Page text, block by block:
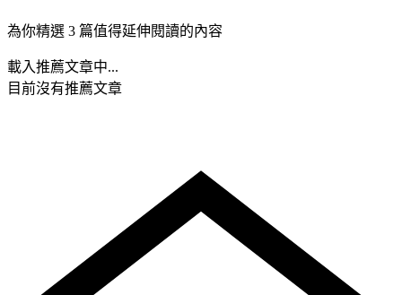
為你精選 3 篇值得延伸閱讀的內容
載入推薦文章中...
目前沒有推薦文章